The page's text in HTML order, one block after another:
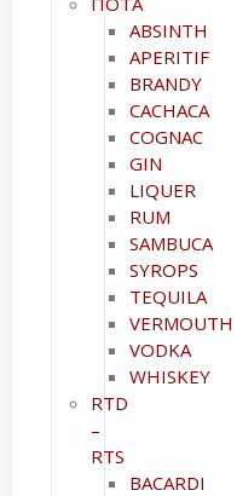
ABSINTH
APERITIF
BRANDY
CACHACA
COGNAC
GIN
LIQUER
RUM
SAMBUCA
SYROPS
TEQUILA
VERMOUTH
VODKA
WHISKEY
RTD
–
RTS
BACARDI